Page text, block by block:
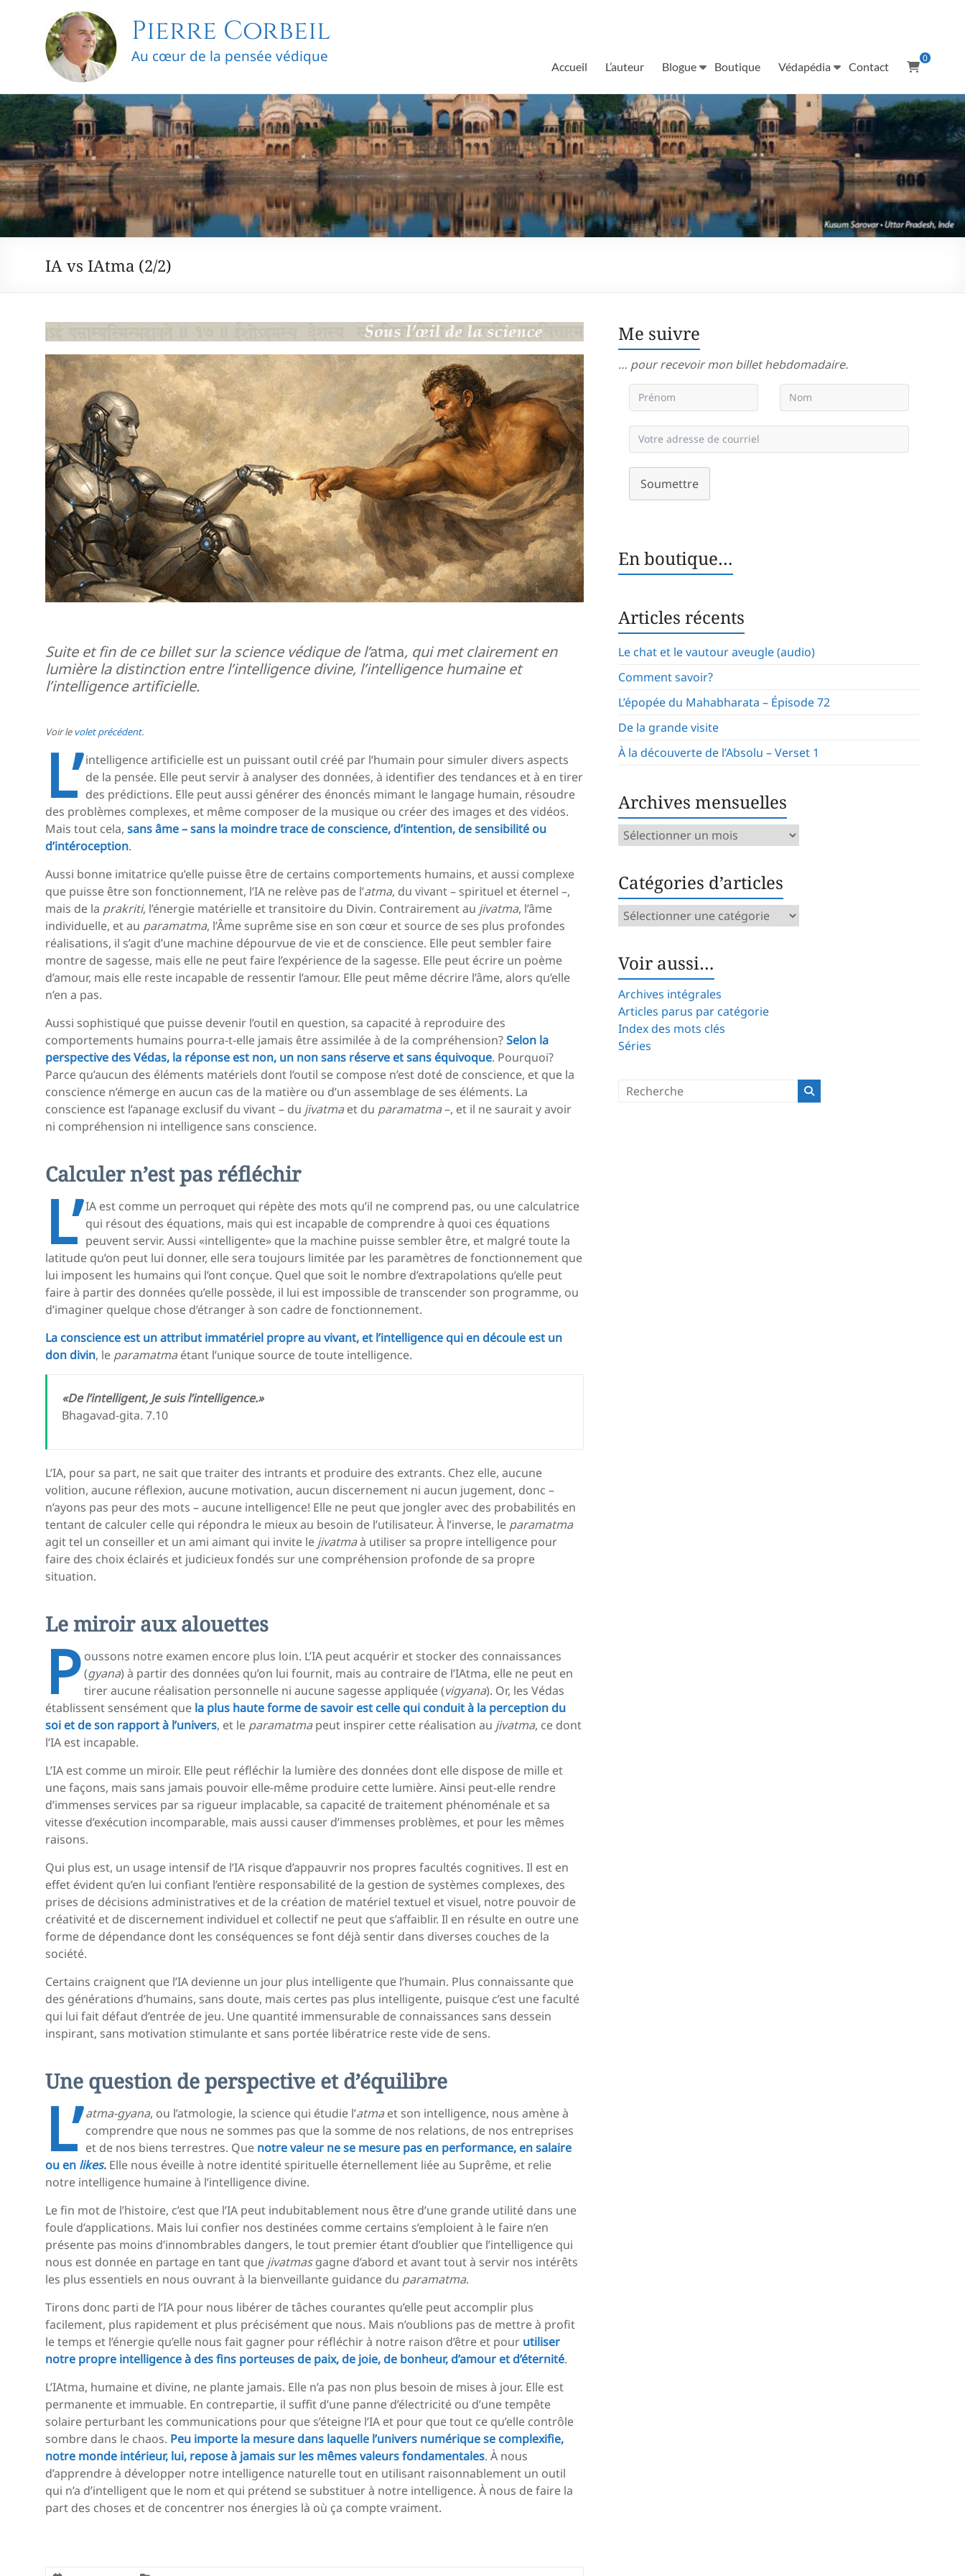
Pierre Corbeil
Au cœur de la pensée védique 0
Accueil L’auteur Blogue Boutique Védapédia Contact
IA vs IAtma (2/2)
Suite et fin de ce billet sur la science védique de l’atma, qui met clairement en
lumière la distinction entre l’intelligence divine, l’intelligence humaine et
l’intelligence artificielle.
Voir levolet précédent.
L’ intelligence artificielle est un puissant outil créé par l’humain pour simuler divers aspects
de la pensée. Elle peut servir à analyser des données, à identifier des tendances et à en tirer
des prédictions. Elle peut aussi générer des énoncés mimant le langage humain, résoudre
des problèmes complexes, et même composer de la musique ou créer des images et des vidéos.
Mais tout cela, sans âme – sans la moindre trace de conscience, d’intention, de sensibilité ou
d’intéroception.
Aussi bonne imitatrice qu’elle puisse être de certains comportements humains, et aussi complexe
que puisse être son fonctionnement, l’IA ne relève pas de l’atma, du vivant – spirituel et éternel –,
mais de la prakriti, l’énergie matérielle et transitoire du Divin. Contrairement au jivatma, l’âme
individuelle, et au paramatma, l’Âme suprême sise en son cœur et source de ses plus profondes
réalisations, il s’agit d’une machine dépourvue de vie et de conscience. Elle peut sembler faire
montre de sagesse, mais elle ne peut faire l’expérience de la sagesse. Elle peut écrire un poème
d’amour, mais elle reste incapable de ressentir l’amour. Elle peut même décrire l’âme, alors qu’elle
n’en a pas.
Aussi sophistiqué que puisse devenir l’outil en question, sa capacité à reproduire des
comportements humains pourra-t-elle jamais être assimilée à de la compréhension?Selon la
perspective des Védas, la réponse est non, un non sans réserve et sans équivoque. Pourquoi?
Parce qu’aucun des éléments matériels dont l’outil se compose n’est doté de conscience, et que la
conscience n’émerge en aucun cas de la matière ou d’un assemblage de ses éléments. La
conscience est l’apanage exclusif du vivant – du jivatmaet du paramatma–, et il ne saurait y avoir
ni compréhension ni intelligence sans conscience.
Calculer n’est pas réfléchir
L’IA est comme un perroquet qui répète des mots qu’il ne comprend pas, ou une calculatrice
qui résout des équations, mais qui est incapable de comprendre à quoi ces équations
peuvent servir. Aussi «intelligente» que la machine puisse sembler être, et malgré toute la
latitude qu’on peut lui donner, elle sera toujours limitée par les paramètres de fonctionnement que
lui imposent les humains qui l’ont conçue. Quel que soit le nombre d’extrapolations qu’elle peut
faire à partir des données qu’elle possède, il lui est impossible de transcender son programme, ou
d’imaginer quelque chose d’étranger à son cadre de fonctionnement.
La conscience est un attribut immatériel propre au vivant, et l’intelligence qui en découle est un
don divin, le paramatmaétant l’unique source de toute intelligence.
«De l’intelligent, Je suis l’intelligence.»
Bhagavad-gita.7.10
L’IA, pour sa part, ne sait que traiter des intrants et produire des extrants. Chez elle, aucune
volition, aucune réflexion, aucune motivation, aucun discernement ni aucun jugement, donc –
n’ayons pas peur des mots – aucune intelligence! Elle ne peut que jongler avec des probabilités en
tentant de calculer celle qui répondra le mieux au besoin de l’utilisateur. À l’inverse, le paramatma
agit tel un conseiller et un ami aimant qui invite le jivatmaà utiliser sa propre intelligence pour
faire des choix éclairés et judicieux fondés sur une compréhension profonde de sa propre
situation.
Le miroir aux alouettes
P oussons notre examen encore plus loin. L’IA peut acquérir et stocker des connaissances
(gyana) à partir des données qu’on lui fournit, mais au contraire de l’IAtma, elle ne peut en
tirer aucune réalisation personnelle ni aucune sagesse appliquée (vigyana). Or, les Védas
établissent sensément que la plus haute forme de savoir est celle qui conduit à la perception du
soi et de son rapport à l’univers, et le paramatmapeut inspirer cette réalisation au jivatma, ce dont
l’IA est incapable.
L’IA est comme un miroir. Elle peut réfléchir la lumière des données dont elle dispose de mille et
une façons, mais sans jamais pouvoir elle-même produire cette lumière. Ainsi peut-elle rendre
d’immenses services par sa rigueur implacable, sa capacité de traitement phénoménale et sa
vitesse d’exécution incomparable, mais aussi causer d’immenses problèmes, et pour les mêmes
raisons.
Qui plus est, un usage intensif de l’IA risque d’appauvrir nos propres facultés cognitives. Il est en
effet évident qu’en lui confiant l’entière responsabilité de la gestion de systèmes complexes, des
prises de décisions administratives et de la création de matériel textuel et visuel, notre pouvoir de
créativité et de discernement individuel et collectif ne peut que s’affaiblir. Il en résulte en outre une
forme de dépendance dont les conséquences se font déjà sentir dans diverses couches de la
société.
Certains craignent que l’IA devienne un jour plus intelligente que l’humain. Plus connaissante que
des générations d’humains, sans doute, mais certes pas plus intelligente, puisque c’est une faculté
qui lui fait défaut d’entrée de jeu. Une quantité immensurable de connaissances sans dessein
inspirant, sans motivation stimulante et sans portée libératrice reste vide de sens.
Une question de perspective et d’équilibre
L’ atma-gyana, ou l’atmologie, la science qui étudie l’atmaet son intelligence, nous amène à
comprendre que nous ne sommes pas que la somme de nos relations, de nos entreprises
et de nos biens terrestres. Que notre valeur ne se mesure pas en performance, en salaire
ou en likes. Elle nous éveille à notre identité spirituelle éternellement liée au Suprême, et relie
notre intelligence humaine à l’intelligence divine.
Le fin mot de l’histoire, c’est que l’IA peut indubitablement nous être d’une grande utilité dans une
foule d’applications. Mais lui confier nos destinées comme certains s’emploient à le faire n’en
présente pas moins d’innombrables dangers, le tout premier étant d’oublier que l’intelligence qui
nous est donnée en partage en tant que jivatmasgagne d’abord et avant tout à servir nos intérêts
les plus essentiels en nous ouvrant à la bienveillante guidance du paramatma.
Tirons donc parti de l’IA pour nous libérer de tâches courantes qu’elle peut accomplir plus
facilement, plus rapidement et plus précisément que nous. Mais n’oublions pas de mettre à profit
le temps et l’énergie qu’elle nous fait gagner pour réfléchir à notre raison d’être et pour utiliser
notre propre intelligence à des fins porteuses de paix, de joie, de bonheur, d’amour et d’éternité.
L’IAtma, humaine et divine, ne plante jamais. Elle n’a pas non plus besoin de mises à jour. Elle est
permanente et immuable. En contrepartie, il suffit d’une panne d’électricité ou d’une tempête
solaire perturbant les communications pour que s’éteigne l’IA et pour que tout ce qu’elle contrôle
sombre dans le chaos. Peu importe la mesure dans laquelle l’univers numérique se complexifie,
notre monde intérieur, lui, repose à jamais sur les mêmes valeurs fondamentales. À nous
d’apprendre à développer notre intelligence naturelle tout en utilisant raisonnablement un outil
qui n’a d’intelligent que le nom et qui prétend se substituer à notre intelligence. À nous de faire la
part des choses et de concentrer nos énergies là où ça compte vraiment.
Me suivre
… pour recevoir mon billet hebdomadaire.
Soumettre
En boutique…
Articles récents
Le chat et le vautour aveugle (audio)
Comment savoir?
L’épopée du Mahabharata – Épisode 72
De la grande visite
À la découverte de l’Absolu – Verset 1
Archives mensuelles
Archives
Catégories d’articles
Catégories
Voir aussi…
Archives intégrales
Articles parus par catégorie
Index des mots clés
Séries